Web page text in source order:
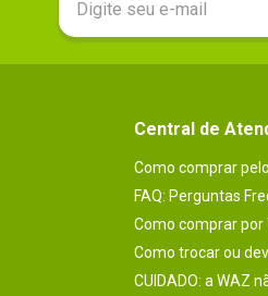
Central de
Como comprar
FAQ: Perguntas
Como comprar por
Como trocar ou
CUIDADO: a WAZ